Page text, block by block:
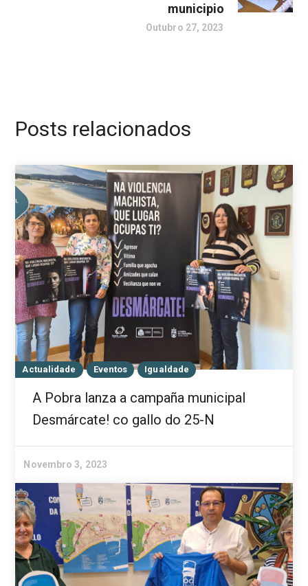
municipio
Outubro 27, 2023
Posts relacionados
Actualidade Eventos Igualdade
A Pobra lanza a campaña municipal
Desmárcate! co gallo do 25-N
Novembro 3, 2023